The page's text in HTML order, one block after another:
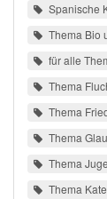
Spanische
Thema Bio
für alle
Thema
Thema
Thema
Thema
Thema